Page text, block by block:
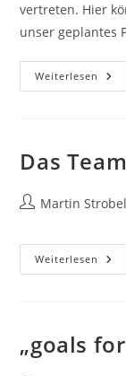
vertreten. Hier
unser geplantes
Weiterlesen
Das
Beitrags-
Martin Strobel
Weiterlesen Das
„goals